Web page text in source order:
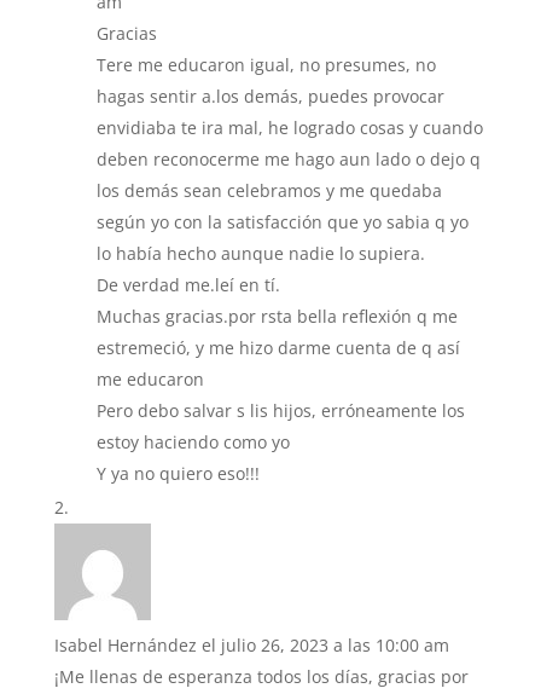
Gracias
Tere me educaron igual, no presumes, no
hagas sentir a.los demás, puedes provocar
envidiaba te ira mal, he logrado cosas y cuando
deben reconocerme me hago aun lado o dejo q
los demás sean celebramos y me quedaba
según yo con la satisfacción que yo sabia q yo
lo había hecho aunque nadie lo supiera.
De verdad me.leí en tí.
Muchas gracias.por rsta bella reflexión q me
estremeció, y me hizo darme cuenta de q así
me educaron
Pero debo salvar s lis hijos, erróneamente los
estoy haciendo como yo
Y ya no quiero eso!!!
Isabel Hernández el julio 26, 2023 a las 10:00 am
¡Me llenas de esperanza todos los días, gracias por